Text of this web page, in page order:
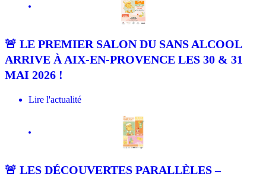
🚨 LE PREMIER SALON DU SANS ALCOOL
ARRIVE À AIX-EN-PROVENCE LES 30 & 31
MAI 2026 !
Lire l'actualité
🚨 LES DÉCOUVERTES PARALLÈLES –